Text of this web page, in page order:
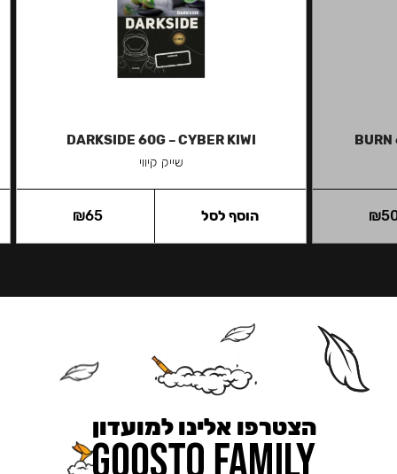
BURN
₪
DARKSIDE 60G – CYBER KIWI
שייק קיווי
₪65 הוסף לסל
הצטרפו אלינו למועדון